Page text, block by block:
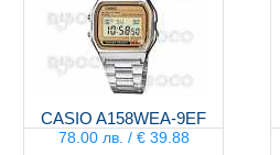
CASIO A158WEA-9EF
78.00 лв. / € 39.88